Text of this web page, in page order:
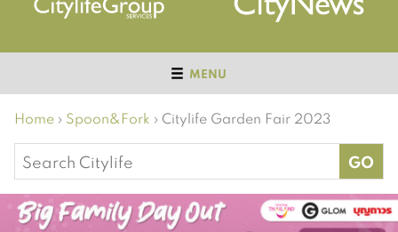
MENU
Home › Spoon&Fork › Citylife Garden Fair 2023
Search
for: